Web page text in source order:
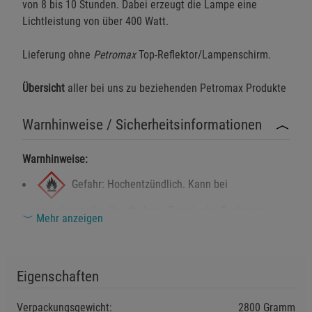
von 8 bis 10 Stunden. Dabei erzeugt die Lampe eine
Lichtleistung von über 400 Watt.
Lieferung ohne PetromaxTop-Reflektor/Lampenschirm.
Übersicht aller bei uns zu beziehenden Petromax Produkte
Warnhinweise / Sicherheitsinformationen
Warnhinweise:
Gefahr: Hochentzündlich. Kann bei
unsachgemäßer Handhabung Brand oder Explosion
verursachen.
Mehr anzeigen
Eigenschaften
Verpackungsgewicht: 2800 Gramm
Einstellungen speichern für die GruppeEinstellungen speichern für die Gruppe
Beschreibung Notwendige Cookies
Cookie-Informationenanzeigen
Cookie-Informationen